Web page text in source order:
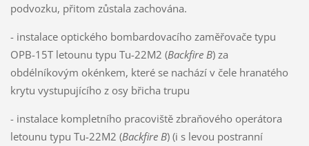
podvozku, přitom zůstala zachována.
- instalace optického bombardovacího zaměřovače typu
OPB-15T letounu typu Tu-22M2 (Backfire B) za
obdélníkovým okénkem, které se nachází v čele hranatého
krytu vystupujícího z osy břicha trupu
- instalace kompletního pracoviště zbraňového operátora
letounu typu Tu-22M2 (Backfire B) (i s levou postranní